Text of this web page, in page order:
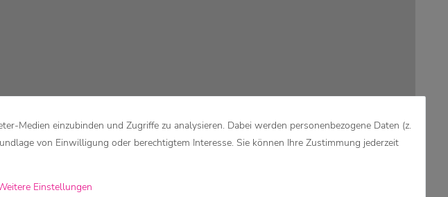
Medien einzubinden und Zugriffe zu analysieren. Dabei werden personenbezogene Daten (z.
von Einwilligung oder berechtigtem Interesse. Sie können Ihre Zustimmung jederzeit
Einstellungen